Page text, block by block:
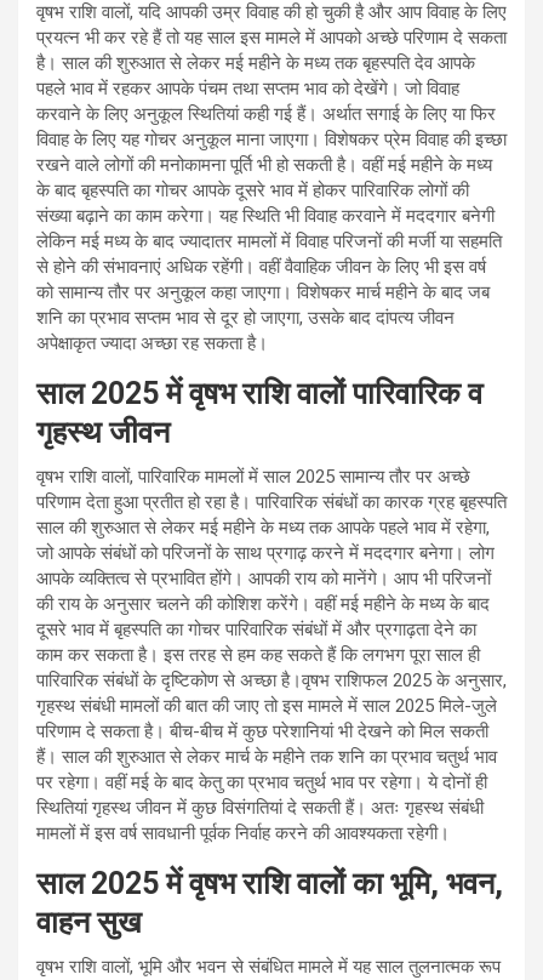
वृषभ राशि वालों, यदि आपकी उम्र विवाह की हो चुकी है और आप विवाह के लिए
प्रयत्न भी कर रहे हैं तो यह साल इस मामले में आपको अच्छे परिणाम दे सकता
है। साल की शुरुआत से लेकर मई महीने के मध्य तक बृहस्पति देव आपके
पहले भाव में रहकर आपके पंचम तथा सप्तम भाव को देखेंगे। जो विवाह
करवाने के लिए अनुकूल स्थितियां कही गई हैं। अर्थात सगाई के लिए या फिर
विवाह के लिए यह गोचर अनुकूल माना जाएगा। विशेषकर प्रेम विवाह की इच्छा
रखने वाले लोगों की मनोकामना पूर्ति भी हो सकती है। वहीं मई महीने के मध्य
के बाद बृहस्पति का गोचर आपके दूसरे भाव में होकर पारिवारिक लोगों की
संख्या बढ़ाने का काम करेगा। यह स्थिति भी विवाह करवाने में मददगार बनेगी
लेकिन मई मध्य के बाद ज्यादातर मामलों में विवाह परिजनों की मर्जी या सहमति
से होने की संभावनाएं अधिक रहेंगी। वहीं वैवाहिक जीवन के लिए भी इस वर्ष
को सामान्य तौर पर अनुकूल कहा जाएगा। विशेषकर मार्च महीने के बाद जब
शनि का प्रभाव सप्तम भाव से दूर हो जाएगा, उसके बाद दांपत्य जीवन
अपेक्षाकृत ज्यादा अच्छा रह सकता है।
साल 2025 में वृषभ राशि वालों पारिवारिक व
गृहस्थ जीवन
वृषभ राशि वालों, पारिवारिक मामलों में साल 2025 सामान्य तौर पर अच्छे
परिणाम देता हुआ प्रतीत हो रहा है। पारिवारिक संबंधों का कारक ग्रह बृहस्पति
साल की शुरुआत से लेकर मई महीने के मध्य तक आपके पहले भाव में रहेगा,
जो आपके संबंधों को परिजनों के साथ प्रगाढ़ करने में मददगार बनेगा। लोग
आपके व्यक्तित्व से प्रभावित होंगे। आपकी राय को मानेंगे। आप भी परिजनों
की राय के अनुसार चलने की कोशिश करेंगे। वहीं मई महीने के मध्य के बाद
दूसरे भाव में बृहस्पति का गोचर पारिवारिक संबंधों में और प्रगाढ़ता देने का
काम कर सकता है। इस तरह से हम कह सकते हैं कि लगभग पूरा साल ही
पारिवारिक संबंधों के दृष्टिकोण से अच्छा है।वृषभ राशिफल 2025 के अनुसार,
गृहस्थ संबंधी मामलों की बात की जाए तो इस मामले में साल 2025 मिले-जुले
परिणाम दे सकता है। बीच-बीच में कुछ परेशानियां भी देखने को मिल सकती
हैं। साल की शुरुआत से लेकर मार्च के महीने तक शनि का प्रभाव चतुर्थ भाव
पर रहेगा। वहीं मई के बाद केतु का प्रभाव चतुर्थ भाव पर रहेगा। ये दोनों ही
स्थितियां गृहस्थ जीवन में कुछ विसंगतियां दे सकती हैं। अतः गृहस्थ संबंधी
मामलों में इस वर्ष सावधानी पूर्वक निर्वाह करने की आवश्यकता रहेगी।
साल 2025 में वृषभ राशि वालों का भूमि, भवन,
वाहन सुख
वृषभ राशि वालों, भूमि और भवन से संबंधित मामले में यह साल तुलनात्मक रूप